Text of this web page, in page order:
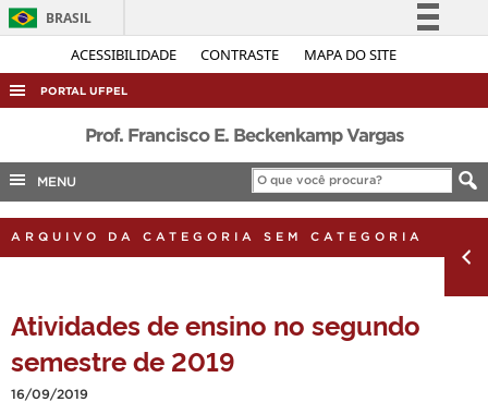
ACESSIBILIDADE CONTRASTE MAPA DO SITE
BRASIL
Simplifique!
Acesso à informação
Legislação
Canais
PORTAL UFPEL
ACESSO À INFORMAÇÃO
AUDITORIA
COBALTO
CONCURSOS
PORTARIAS
Prof. Francisco E. Beckenkamp Vargas
MENU
ARQUIVO DA CATEGORIA SEM CATEGORIA
Atividades de ensino no segundo
semestre de 2019
16/09/2019